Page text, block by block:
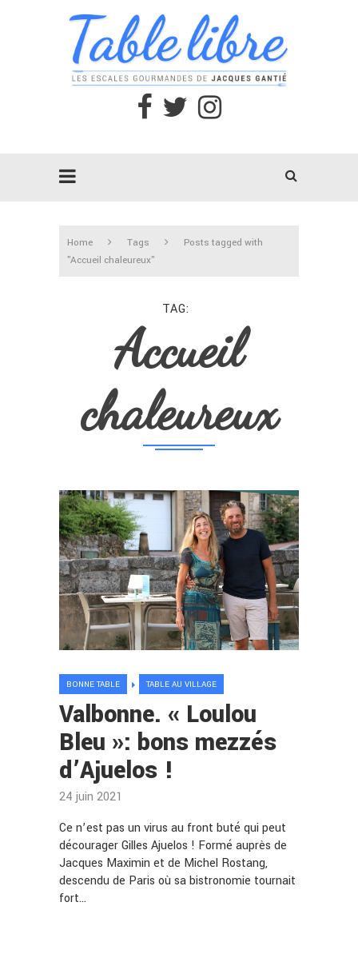
Home Tags
Posts tagged with
"Accueil chaleureux"
TAG
Accueil
chaleureux
BONNE TABLE TABLE AU VILLAGE
Valbonne. « Loulou
Bleu »: bons mezzés
d’Ajuelos !
24 juin 2021
Ce n’est pas un virus au front buté qui peut
décourager Gilles Ajuelos ! Formé auprès de
Jacques Maximin et de Michel Rostang,
descendu de Paris où sa bistronomie tournait
fort…